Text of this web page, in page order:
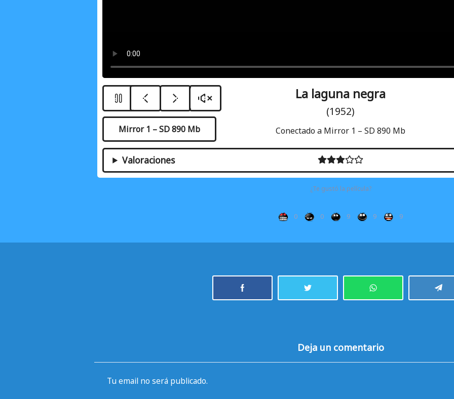
La laguna negra
(1952)
Conectado a Mirror 1 – SD 890 Mb
Mirror 1 – SD 890 Mb
Valoraciones
¿Te gustó la película?
0 0 9 9 9
Deja un comentario
Tu email no será publicado.